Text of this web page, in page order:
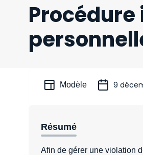
Modèle 9
Résumé
Afin de gérer une violation